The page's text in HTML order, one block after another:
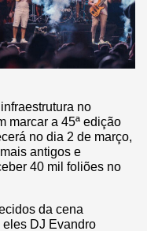
no
marcar a 45ª edição
no dia 2 de março,
antigos e
40 mil foliões no
da cena
eles DJ Evandro